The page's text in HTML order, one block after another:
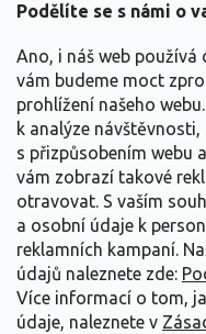
Podělíte se s námi o
Ano, i náš web používá
vám budeme moct
prohlížení našeho
k analýze
s přizpůsobením webu
vám zobrazí takové
otravovat. S vaším
a osobní údaje k
reklamních kampaní.
údajů naleznete zde:
Více informací o tom,
údaje, naleznete v
Vše o nákupu
Informace pro Vás
Kontakujte nás